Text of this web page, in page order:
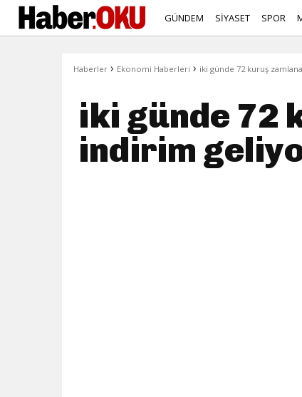
GÜNDEM SİYASET SPOR
Haberler › Ekonomi Haberleri › iki günde 72 kuruş
iki günde 72
indirim